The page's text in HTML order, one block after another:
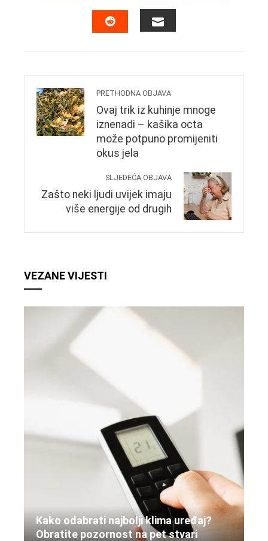
FACEBOOKTWITTERLINKEDIN
PRETHODNA OBJAVA
Ovaj trik iz kuhinje mnoge
iznenadi – kašika octa
može potpuno promijeniti
okus jela
SLJEDEĆA OBJAVA
Zašto neki ljudi uvijek imaju
više energije od drugih
VEZANE VIJESTI
Kako odabrati najbolji klima uređaj?
Obratite pozornost na pet stvari